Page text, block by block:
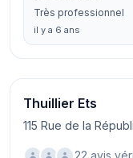
Très professionnel
il y a 6 ans
Thuillier Ets
115 Rue de la
22 avis